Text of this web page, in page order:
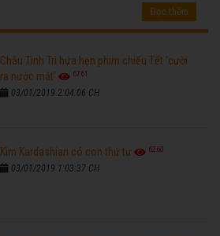
Đọc thêm
Châu Tinh Trì hứa hẹn phim chiếu Tết 'cười
ra nước mắt'
6761
03/01/2019 2:04:06 CH
Kim Kardashian có con thứ tư 6260
03/01/2019 1:03:37 CH